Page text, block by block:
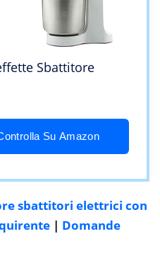
Sbattitore
Su Amazon
sbattitori elettrici con
| Domande